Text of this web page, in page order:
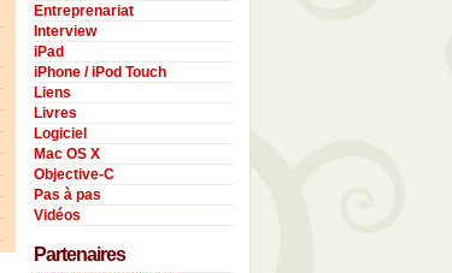
Entreprenariat
Interview
iPad
iPhone / iPod Touch
Liens
Livres
Logiciel
Mac OS X
Objective-C
Pas à pas
Vidéos
Partenaires